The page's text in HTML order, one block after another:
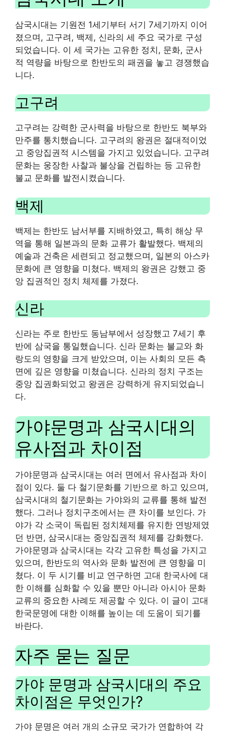
삼국시대는 기원전 1세기부터 서기 7세기까지 이어
졌으며, 고구려, 백제, 신라의 세 주요 국가로 구성
되었습니다. 이 세 국가는 고유한 정치, 문화, 군사
적 역량을 바탕으로 한반도의 패권을 놓고 경쟁했습
니다.
고구려
고구려는 강력한 군사력을 바탕으로 한반도 북부와
만주를 통치했습니다. 고구려의 왕권은 절대적이었
고 중앙집권적 시스템을 가지고 있었습니다. 고구려
문화는 웅장한 사찰과 불상을 건립하는 등 고유한
불교 문화를 발전시켰습니다.
백제
백제는 한반도 남서부를 지배하였고, 특히 해상 무
역을 통해 일본과의 문화 교류가 활발했다. 백제의
예술과 건축은 세련되고 정교했으며, 일본의 아스카
문화에 큰 영향을 미쳤다. 백제의 왕권은 강했고 중
앙 집권적인 정치 체제를 가졌다.
신라
신라는 주로 한반도 동남부에서 성장했고 7세기 후
반에 삼국을 통일했습니다. 신라 문화는 불교와 화
랑도의 영향을 크게 받았으며, 이는 사회의 모든 측
면에 깊은 영향을 미쳤습니다. 신라의 정치 구조는
중앙 집권화되었고 왕권은 강력하게 유지되었습니
다.
가야문명과 삼국시대의
유사점과 차이점
가야문명과 삼국시대는 여러 면에서 유사점과 차이
점이 있다. 둘 다 철기문화를 기반으로 하고 있으며,
삼국시대의 철기문화는 가야와의 교류를 통해 발전
했다. 그러나 정치구조에서는 큰 차이를 보인다. 가
야가 각 소국이 독립된 정치체제를 유지한 연방제였
던 반면, 삼국시대는 중앙집권적 체제를 강화했다.
가야문명과 삼국시대는 각각 고유한 특성을 가지고
있으며, 한반도의 역사와 문화 발전에 큰 영향을 미
쳤다. 이 두 시기를 비교 연구하면 고대 한국사에 대
한 이해를 심화할 수 있을 뿐만 아니라 아시아 문화
교류의 중요한 사례도 제공할 수 있다. 이 글이 고대
한국문명에 대한 이해를 높이는 데 도움이 되기를
바란다.
자주 묻는 질문
가야 문명과 삼국시대의 주요
차이점은 무엇인가?
가야 문명은 여러 개의 소규모 국가가 연합하여 각